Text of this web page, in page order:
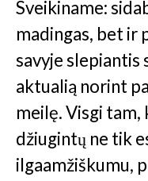
Sveikiname:
madingas, bet ir
savyje slepiantis
aktualią norint
meilę. Visgi
džiugintų ne tik
ilgaamžiškumu,